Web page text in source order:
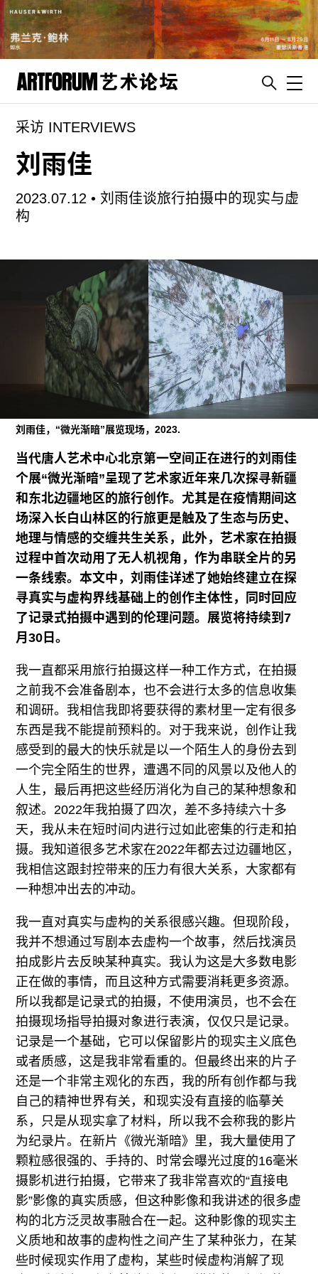
artguide
新闻
展评
杂志
ART & EDUCATION
往期内容
联系我们
关注我们
采访 INTERVIEWS
刘雨佳
2023.07.12 • 刘雨佳谈旅行拍摄中的现实与虚
构
刘雨佳，“微光渐暗”展览现场，2023.
当代唐人艺术中心北京第一空间正在进行的刘雨佳
个展“微光渐暗”呈现了艺术家近年来几次探寻新疆
和东北边疆地区的旅行创作。尤其是在疫情期间这
场深入长白山林区的行旅更是触及了生态与历史、
地理与情感的交缠共生关系，此外，艺术家在拍摄
过程中首次动用了无人机视角，作为串联全片的另
一条线索。本文中，刘雨佳详述了她始终建立在探
寻真实与虚构界线基础上的创作主体性，同时回应
了记录式拍摄中遇到的伦理问题。展览将持续到7
月30日。
我一直都采用旅行拍摄这样一种工作方式，在拍摄
之前我不会准备剧本，也不会进行太多的信息收集
和调研。我相信我即将要获得的素材里一定有很多
东西是我不能提前预料的。对于我来说，创作让我
感受到的最大的快乐就是以一个陌生人的身份去到
一个完全陌生的世界，遭遇不同的风景以及他人的
人生，最后再把这些经历消化为自己的某种想象和
叙述。2022年我拍摄了四次，差不多持续六十多
天，我从未在短时间内进行过如此密集的行走和拍
摄。我知道很多艺术家在2022年都去过边疆地区，
我相信这跟封控带来的压力有很大关系，大家都有
一种想冲出去的冲动。
我一直对真实与虚构的关系很感兴趣。但现阶段，
我并不想通过写剧本去虚构一个故事，然后找演员
拍成影片去反映某种真实。我认为这是大多数电影
正在做的事情，而且这种方式需要消耗更多资源。
所以我都是记录式的拍摄，不使用演员，也不会在
拍摄现场指导拍摄对象进行表演，仅仅只是记录。
记录是一个基础，它可以保留影片的现实主义底色
或者质感，这是我非常看重的。但最终出来的片子
还是一个非常主观化的东西，我的所有创作都与我
自己的精神世界有关，和现实没有直接的临摹关
系，只是从现实拿了材料，所以我不会称我的影片
为纪录片。在新片《微光渐暗》里，我大量使用了
颗粒感很强的、手持的、时常会曝光过度的16毫米
摄影机进行拍摄，它带来了我非常喜欢的“直接电
影”影像的真实质感，但这种影像和我讲述的很多虚
构的北方泛灵故事融合在一起。这种影像的现实主
义质地和故事的虚构性之间产生了某种张力，在某
些时候现实作用了虚构，某些时候虚构消解了现